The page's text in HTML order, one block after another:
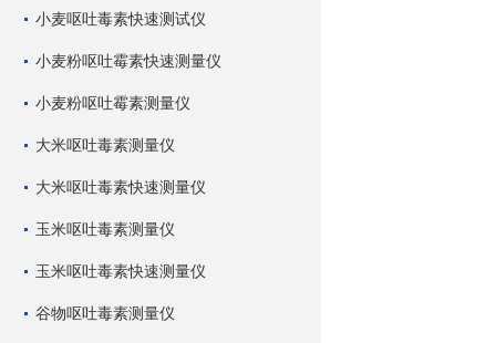
小麦呕吐毒素快速测试仪
小麦粉呕吐霉素快速测量仪
小麦粉呕吐霉素测量仪
大米呕吐毒素测量仪
大米呕吐毒素快速测量仪
玉米呕吐毒素测量仪
玉米呕吐毒素快速测量仪
谷物呕吐毒素测量仪